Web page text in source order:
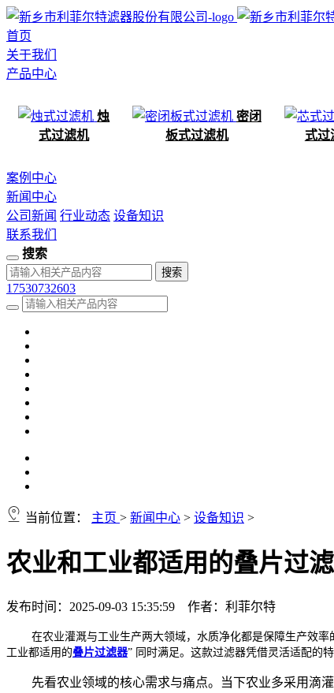
首页
关于我们
产品中心
烛
式过滤机
密闭
板式过滤机
式过
案例中心
新闻中心
公司新闻 行业动态 设备知识
联系我们
搜索
17530732603
当前位置： 主页 > 新闻中心 > 设备知识 >
农业和工业都适用的叠片过
发布时间：2025-09-03 15:35:59 作者：利菲尔特
在农业灌溉与工业生产两大领域，水质净化都是保障生产效
工业都适用的叠片过滤器” 同时满足。这款过滤器凭借灵活适配的
先看农业领域的核心需求与痛点。当下农业多采用滴